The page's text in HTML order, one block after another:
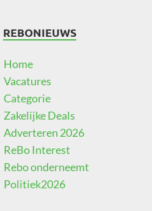
REBONIEUWS
Home
Vacatures
Categorie
Zakelijke Deals
Adverteren 2026
ReBo Interest
Rebo onderneemt
Politiek2026